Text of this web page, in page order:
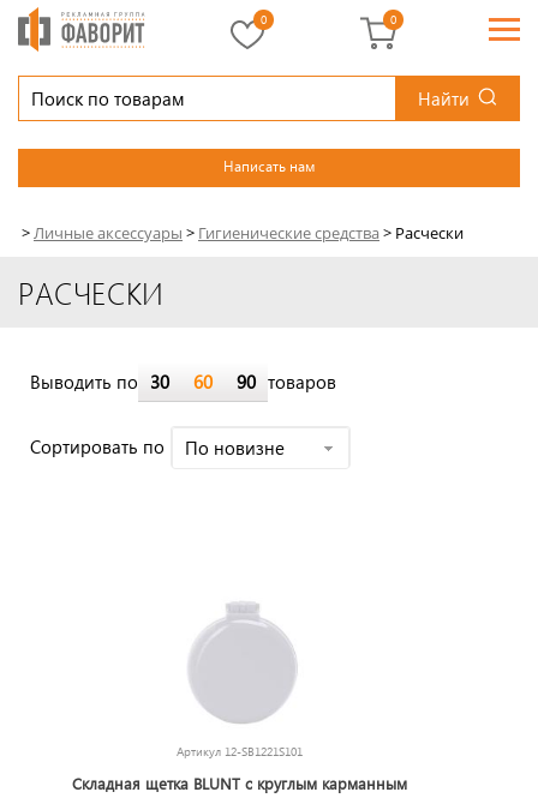
Найти
Написать нам
0 0
>Личные аксессуары > Гигиенические средства> Расчески
РАСЧЕСКИ
Выводить по 30 60 90 товаров
Cортировать по По новизне
Артикул 12-SB1221S101
Складная щетка BLUNT с круглым карманным